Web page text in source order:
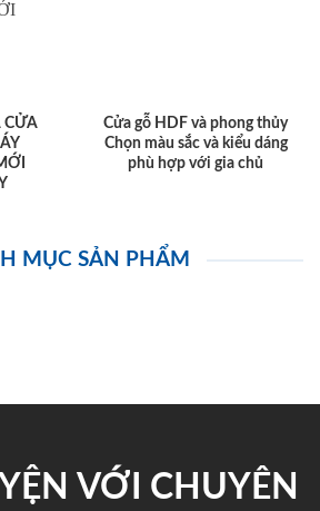
CỬA
Cửa gỗ HDF và phong thủy
Chọn màu sắc và kiểu dáng
phù hợp với gia chủ
MỤC SẢN PHẨM
VỚI CHUYÊN